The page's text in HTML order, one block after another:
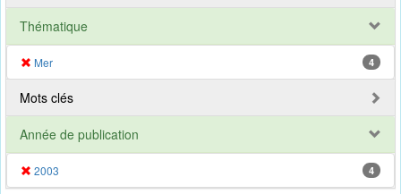
Thématique
Mer 4
Mots clés
Année de publication
2003 4